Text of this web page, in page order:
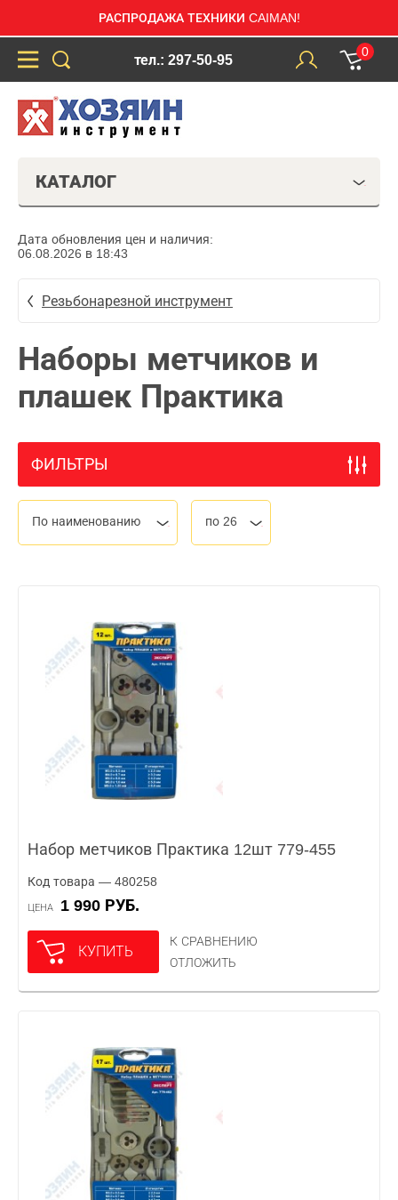
РАСПРОДАЖА ТЕХНИКИ CAIMAN!
тел.: 297-50-95
0
КАТАЛОГ
Дата обновления цен и наличия:
06.08.2026 в 18:43
Резьбонарезной инструмент
Наборы метчиков и
плашек Практика
ФИЛЬТРЫ
По наименованию по 26
Набор метчиков Практика 12шт 779-455
Код товара — 480258
ЦЕНА 1 990 РУБ.
КУПИТЬ
К СРАВНЕНИЮ
ОТЛОЖИТЬ